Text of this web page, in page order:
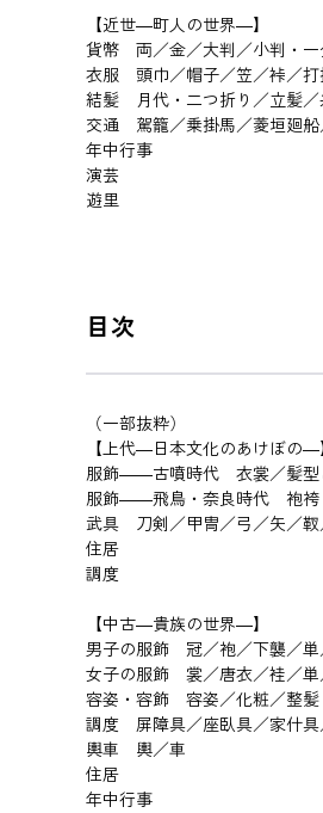
【近世―町人の世界―】
貨幣 両／金／大判／小判・一
衣服 頭巾／帽子／笠／裃／打
結髪 月代・二つ折り／立髪／
交通 駕籠／乗掛馬／菱垣廻船
年中行事
演芸
遊里
目次
（一部抜粋）
【上代―日本文化のあけぼの―
服飾――古噴時代 衣裳／髪型
服飾――飛鳥・奈良時代 袍袴
武具 刀剣／甲冑／弓／矢／靫
住居
調度
【中古―貴族の世界―】
男子の服飾 冠／袍／下襲／単
女子の服飾 裳／唐衣／袿／単
容姿・容飾 容姿／化粧／整髪
調度 屏障具／座臥具／家什具
輿車 輿／車
住居
年中行事